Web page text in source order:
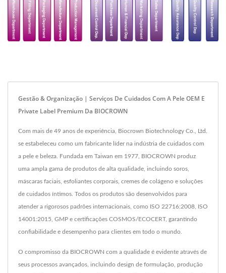
Gestão & Organização | Serviços De Cuidados Com A Pele OEM E
Private Label Premium Da BIOCROWN
Com mais de 49 anos de experiência, Biocrown Biotechnology Co., Ltd.
se estabeleceu como um fabricante líder na indústria de cuidados com
a pele e beleza. Fundada em Taiwan em 1977, BIOCROWN produz
uma ampla gama de produtos de alta qualidade, incluindo soros,
máscaras faciais, esfoliantes corporais, cremes de colágeno e soluções
de cuidados íntimos. Todos os produtos são desenvolvidos para
atender a rigorosos padrões internacionais, como ISO 22716:2008, ISO
14001:2015, GMP e certificações COSMOS/ECOCERT, garantindo
confiabilidade e desempenho para clientes em todo o mundo.
O compromisso da BIOCROWN com a qualidade é evidente através de
seus processos avançados, incluindo design de formulação, produção